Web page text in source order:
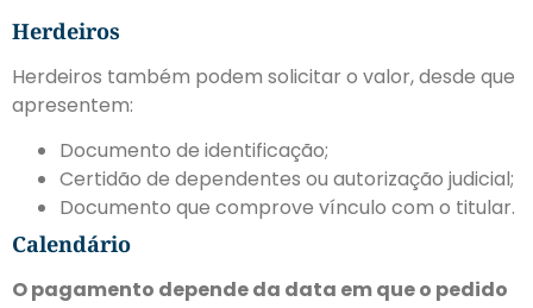
Herdeiros
Herdeiros também podem solicitar o valor, desde que
apresentem:
Documento de identificação;
Certidão de dependentes ou autorização judicial;
Documento que comprove vínculo com o titular.
Calendário
O pagamento depende da data em que o pedido